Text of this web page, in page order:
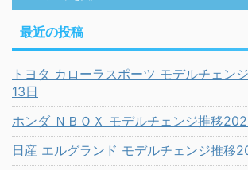
最近の投稿
トヨタ カローラスポーツ モデルチェン
13日
ホンダ ＮＢＯＸ モデルチェンジ推移
日産 エルグランド モデルチェンジ推移